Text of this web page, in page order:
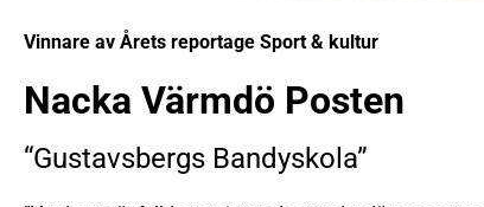
Vinnare av Årets reportage Sport & kultur
Nacka Värmdö Posten
“Gustavsbergs Bandyskola”